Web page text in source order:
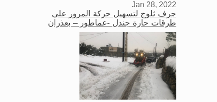
Jan 28, 2022
جرف ثلوج لتسهيل حركة المرور على
طرقات حارة جندل -عماطور – بعذران